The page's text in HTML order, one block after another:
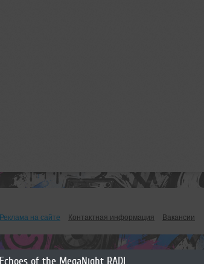
Реклама на сайте Контактная информация Вакансии